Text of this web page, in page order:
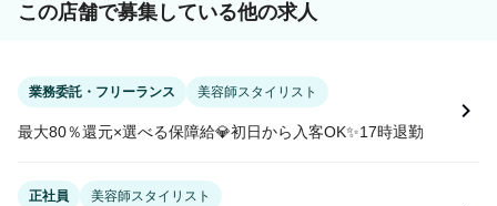
この店舗で募集している他の求人
業務委託・フリーランス 美容師スタイリスト
最大80％還元×選べる保障給💎初日から入客OK✨17時退勤
正社員 美容師スタイリスト